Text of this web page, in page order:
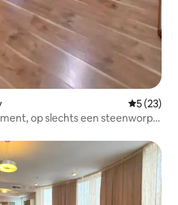
5 (23)
op slechts een steenworp